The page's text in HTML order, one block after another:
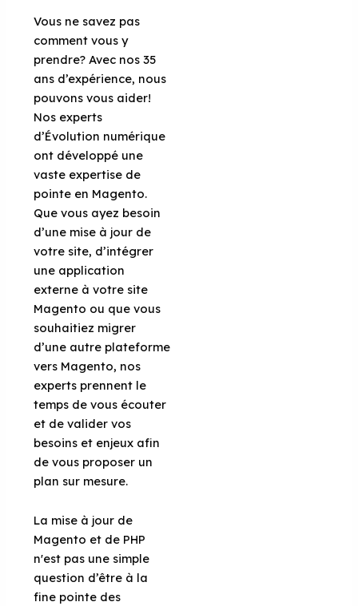
Vous ne savez pas
comment vous y
prendre? Avec nos 35
ans d’expérience, nous
pouvons vous aider!
Nos experts
d’Évolution numérique
ont développé une
vaste expertise de
pointe en Magento.
Que vous ayez besoin
d’une mise à jour de
votre site, d’intégrer
une application
externe à votre site
Magento ou que vous
souhaitiez migrer
d’une autre plateforme
vers Magento, nos
experts prennent le
temps de vous écouter
et de valider vos
besoins et enjeux afin
de vous proposer un
plan sur mesure.
La mise à jour de
Magento et de PHP
n'est pas une simple
question d’être à la
fine pointe des